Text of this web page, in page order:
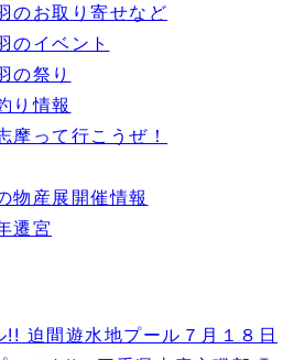
のお取り寄せなど
のイベント
の祭り
り情報
摩って行こうぜ！
物産展開催情報
遷宮
!! 迫間遊水地プール７月１８日